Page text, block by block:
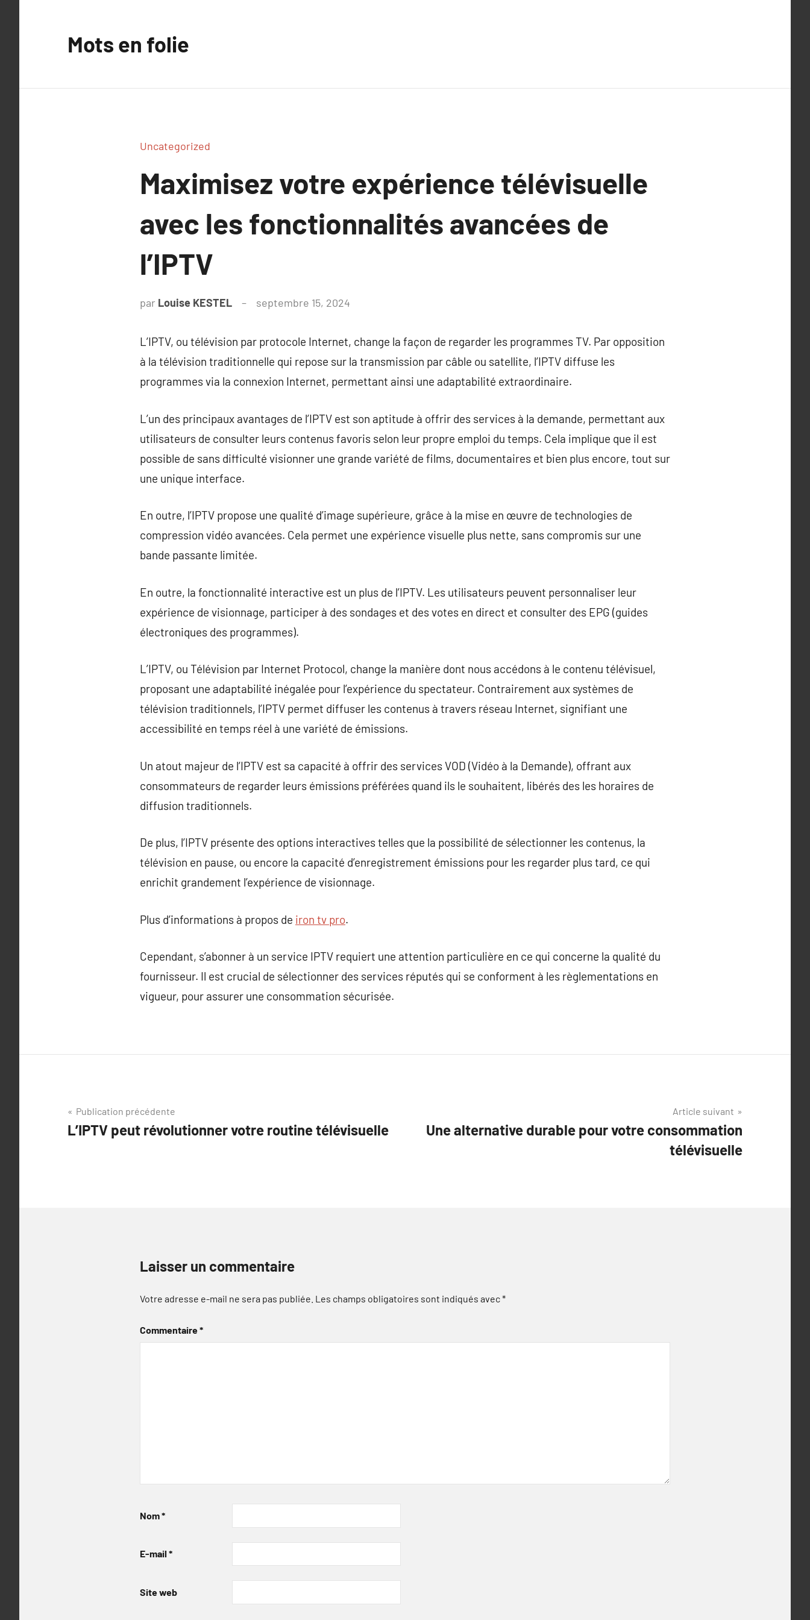
Mots en folie
Uncategorized
Maximisez votre expérience télévisuelle
avec les fonctionnalités avancées de
l’IPTV
par Louise KESTEL septembre 15, 2024
L’IPTV, ou télévision par protocole Internet, change la façon de regarder les programmes TV. Par opposition
à la télévision traditionnelle qui repose sur la transmission par câble ou satellite, l’IPTV diffuse les
programmes via la connexion Internet, permettant ainsi une adaptabilité extraordinaire.
L’un des principaux avantages de l’IPTV est son aptitude à offrir des services à la demande, permettant aux
utilisateurs de consulter leurs contenus favoris selon leur propre emploi du temps. Cela implique que il est
possible de sans difficulté visionner une grande variété de films, documentaires et bien plus encore, tout sur
une unique interface.
En outre, l’IPTV propose une qualité d’image supérieure, grâce à la mise en œuvre de technologies de
compression vidéo avancées. Cela permet une expérience visuelle plus nette, sans compromis sur une
bande passante limitée.
En outre, la fonctionnalité interactive est un plus de l’IPTV. Les utilisateurs peuvent personnaliser leur
expérience de visionnage, participer à des sondages et des votes en direct et consulter des EPG (guides
électroniques des programmes).
L’IPTV, ou Télévision par Internet Protocol, change la manière dont nous accédons à le contenu télévisuel,
proposant une adaptabilité inégalée pour l’expérience du spectateur. Contrairement aux systèmes de
télévision traditionnels, l’IPTV permet diffuser les contenus à travers réseau Internet, signifiant une
accessibilité en temps réel à une variété de émissions.
Un atout majeur de l’IPTV est sa capacité à offrir des services VOD (Vidéo à la Demande), offrant aux
consommateurs de regarder leurs émissions préférées quand ils le souhaitent, libérés des les horaires de
diffusion traditionnels.
De plus, l’IPTV présente des options interactives telles que la possibilité de sélectionner les contenus, la
télévision en pause, ou encore la capacité d’enregistrement émissions pour les regarder plus tard, ce qui
enrichit grandement l’expérience de visionnage.
Plus d’informations à propos de iron tv pro.
Cependant, s’abonner à un service IPTV requiert une attention particulière en ce qui concerne la qualité du
fournisseur. Il est crucial de sélectionner des services réputés qui se conforment à les règlementations en
vigueur, pour assurer une consommation sécurisée.
Navigation
de
Publication précédente
L’IPTV peut révolutionner votre routine télévisuelle
Article suivant
Une alternative durable pour votre consommation
télévisuelle
Laisser un commentaire
Votre adresse e-mail ne sera pas publiée. Les champs obligatoires sont indiqués avec*
Commentaire*
Nom*
E-mail *
Site web